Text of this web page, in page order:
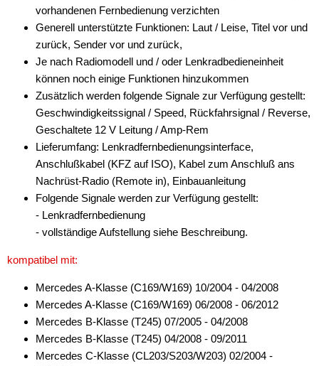
vorhandenen Fernbedienung verzichten
Generell unterstützte Funktionen: Laut / Leise, Titel vor und
zurück, Sender vor und zurück,
Je nach Radiomodell und / oder Lenkradbedieneinheit
können noch einige Funktionen hinzukommen
Zusätzlich werden folgende Signale zur Verfügung gestellt:
Geschwindigkeitssignal / Speed, Rückfahrsignal / Reverse,
Geschaltete 12 V Leitung / Amp-Rem
Lieferumfang: Lenkradfernbedienungsinterface,
Anschlußkabel (KFZ auf ISO), Kabel zum Anschluß ans
Nachrüst-Radio (Remote in), Einbauanleitung
Folgende Signale werden zur Verfügung gestellt:
- Lenkradfernbedienung
- vollständige Aufstellung siehe Beschreibung.
kompatibel mit:
Mercedes A-Klasse (C169/W169) 10/2004 - 04/2008
Mercedes A-Klasse (C169/W169) 06/2008 - 06/2012
Mercedes B-Klasse (T245) 07/2005 - 04/2008
Mercedes B-Klasse (T245) 04/2008 - 09/2011
Mercedes C-Klasse (CL203/S203/W203) 02/2004 -